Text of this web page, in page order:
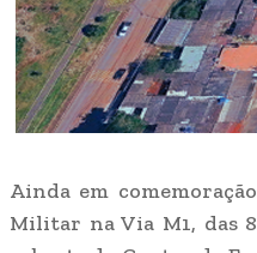
Ainda em
Militar na Via M1, das